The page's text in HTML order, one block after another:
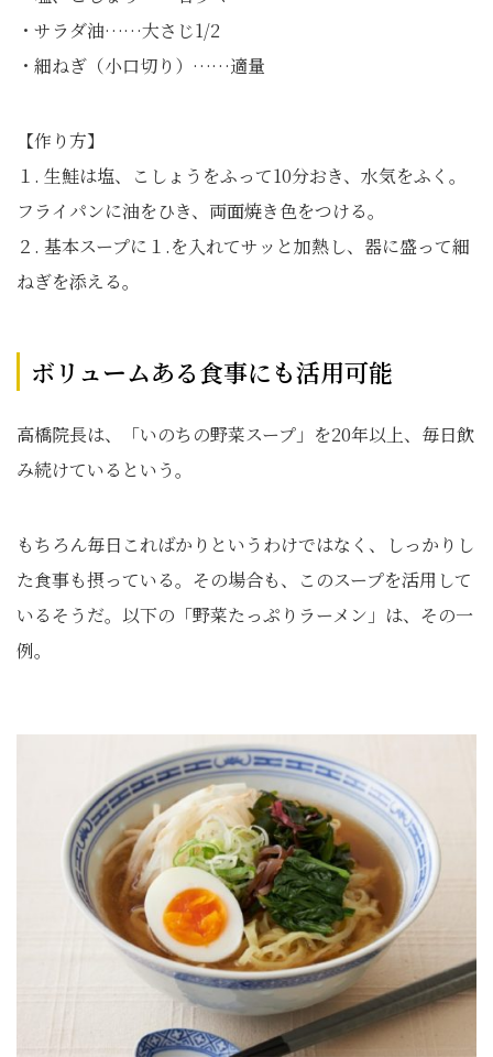
・サラダ油……大さじ1/2
・細ねぎ（小口切り）……適量
【作り方】
１. 生鮭は塩、こしょうをふって10分おき、水気をふく。
フライパンに油をひき、両面焼き色をつける。
２. 基本スープに１.を入れてサッと加熱し、器に盛って細
ねぎを添える。
ボリュームある食事にも活用可能
高橋院長は、「いのちの野菜スープ」を20年以上、毎日飲
み続けているという。
もちろん毎日こればかりというわけではなく、しっかりし
た食事も摂っている。その場合も、このスープを活用して
いるそうだ。以下の「野菜たっぷりラーメン」は、その一
例。